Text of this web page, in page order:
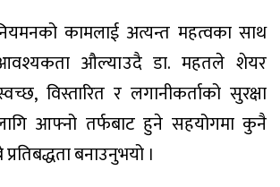
नियमनको कामलाई अत्यन्त महत्वका साथ
आवश्यकता औल्याउदै डा. महतले शेयर
विस्तारित र लगानीकर्ताको सुरक्षा
आफ्नो तर्फबाट हुने सहयोगमा कुनै
बनाउनुभयो ।